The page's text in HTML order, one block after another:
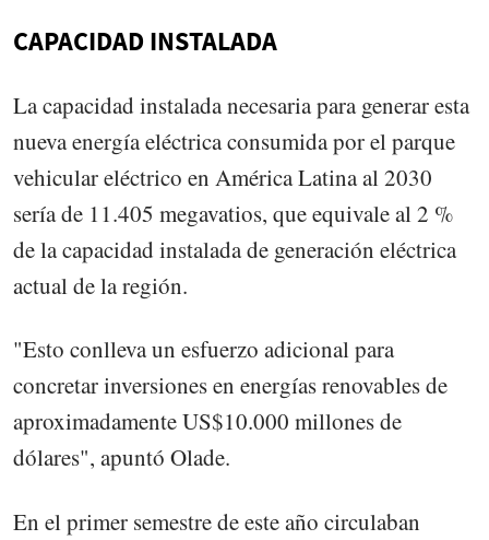
CAPACIDAD INSTALADA
La capacidad instalada necesaria para generar esta
nueva energía eléctrica consumida por el parque
vehicular eléctrico en América Latina al 2030
sería de 11.405 megavatios, que equivale al 2 %
de la capacidad instalada de generación eléctrica
actual de la región.
"Esto conlleva un esfuerzo adicional para
concretar inversiones en energías renovables de
aproximadamente US$10.000 millones de
dólares", apuntó Olade.
En el primer semestre de este año circulaban